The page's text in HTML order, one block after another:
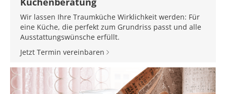
Wir lassen Ihre Traumküche Wirklichkeit werden: Für
eine Küche, die perfekt zum Grundriss passt und alle
Ausstattungswünsche erfüllt.
Jetzt Termin vereinbaren